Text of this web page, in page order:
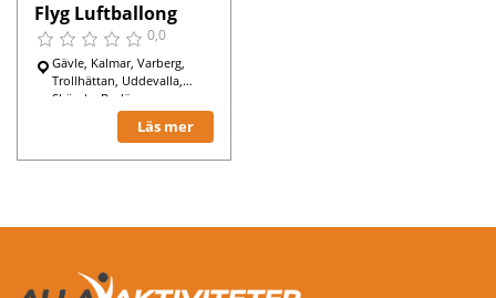
Flyg Luftballong
0,0
Gävle, Kalmar, Varberg,
Trollhättan, Uddevalla,
Skövde, Borlänge,
Göteborg, Enköping,
Stockholm, Falköping,
Läs mer